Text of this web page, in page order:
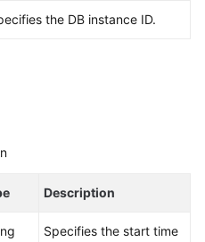
the DB instance ID.
Description
Specifies the start time